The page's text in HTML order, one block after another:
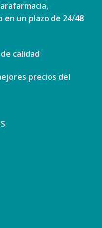
un plazo de 24/48
calidad
precios del